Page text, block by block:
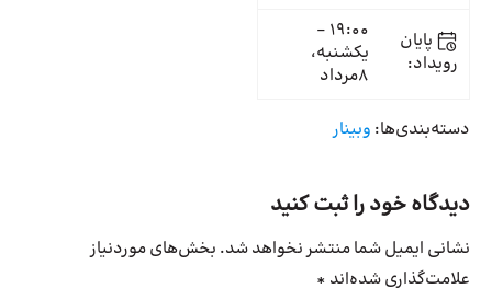
پایان
رویداد:
19:00 -
یکشنبه،
8مرداد
دسته‌بندی‌ها: وبینار
دیدگاه خود را ثبت کنید
نشانی ایمیل شما منتشر نخواهد شد. بخش‌های موردنیاز
علامت‌گذاری شده‌اند *